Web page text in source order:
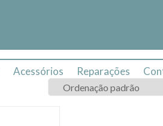
Acessórios Reparações